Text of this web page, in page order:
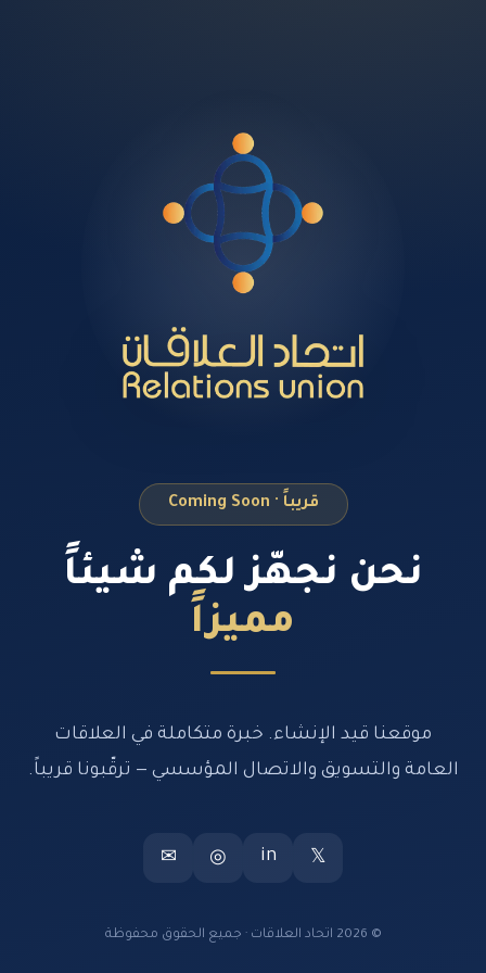
قريباً · Coming Soon
نحن نجهّز لكم شيئاً
مميزاً
موقعنا قيد الإنشاء. خبرة متكاملة في العلاقات
العامة والتسويق والاتصال المؤسسي — ترقّبونا قريباً.
𝕏
in
◎
✉
© 2026 اتحاد العلاقات · جميع الحقوق محفوظة